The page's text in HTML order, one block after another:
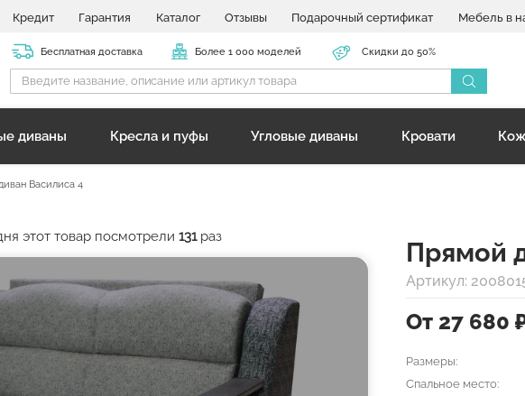
Кредит Гарантия Каталог Отзывы Подарочный сертификат Мебель в
Бесплатная доставка Более 1 000 моделей Скидки до 50%
диваны Кресла и пуфы Угловые диваны Кровати
Василиса 4
этот товар посмотрели 131раз
Прямой
Артикул:
От 27 680
Размеры:
Спальное место: